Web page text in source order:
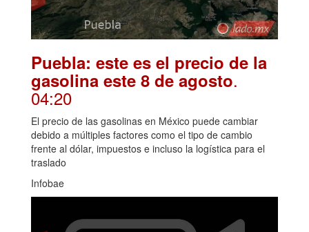
Puebla: este es el precio de la
gasolina este 8 de agosto.
04:20
El precio de las gasolinas en México puede cambiar
debido a múltiples factores como el tipo de cambio
frente al dólar, impuestos e incluso la logística para el
traslado
Infobae